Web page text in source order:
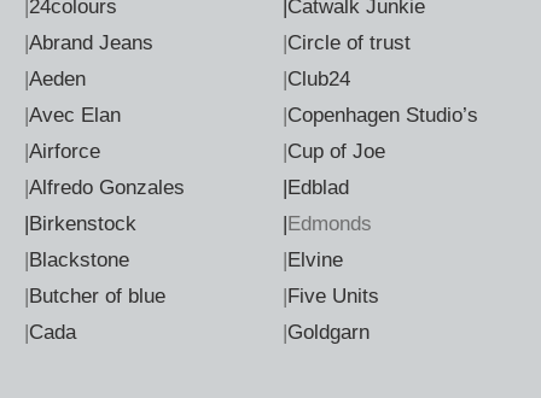
|24colours
|Abrand Jeans
|Aeden
|Avec Elan
|Airforce
|Alfredo Gonzales
|Birkenstock
|Blackstone
|Butcher of blue
|Cada
|Catwalk Junkie
|Circle of trust
|Club24
|Copenhagen Studio’s
|Cup of Joe
|Edblad
|Edmonds
|Elvine
|Five Units
|Goldgarn